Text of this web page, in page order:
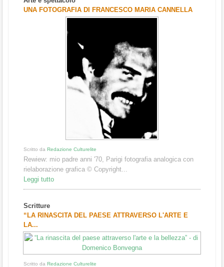
UNA FOTOGRAFIA DI FRANCESCO MARIA CANNELLA
Scritto da Redazione Culturelite
Rewiew: mio padre anni '70, Parigi fotografia analogica con
rielaborazione grafica © Copyright...
Leggi tutto
Scritture
“LA RINASCITA DEL PAESE ATTRAVERSO L'ARTE E
LA...
Scritto da Redazione Culturelite